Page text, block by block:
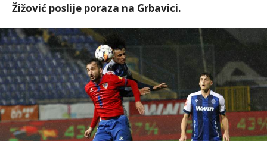
Žižović poslije poraza na Grbavici.